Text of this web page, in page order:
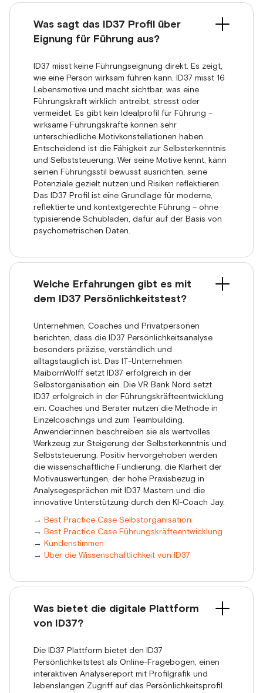
Was sagt das ID37 Profil über
Eignung für Führung aus?
ID37 misst keine Führungseignung direkt. Es zeigt,
wie eine Person wirksam führen kann. ID37 misst 16
Lebensmotive und macht sichtbar, was eine
Führungskraft wirklich antreibt, stresst oder
vermeidet. Es gibt kein Idealprofil für Führung –
wirksame Führungskräfte können sehr
unterschiedliche Motivkonstellationen haben.
Entscheidend ist die Fähigkeit zur Selbsterkenntnis
und Selbststeuerung: Wer seine Motive kennt, kann
seinen Führungsstil bewusst ausrichten, seine
Potenziale gezielt nutzen und Risiken reflektieren.
Das ID37 Profil ist eine Grundlage für moderne,
reflektierte und kontextgerechte Führung – ohne
typisierende Schubladen, dafür auf der Basis von
psychometrischen Daten.
Welche Erfahrungen gibt es mit
dem ID37 Persönlichkeitstest?
Unternehmen, Coaches und Privatpersonen
berichten, dass die ID37 Persönlichkeitsanalyse
besonders präzise, verständlich und
alltagstauglich ist. Das IT-Unternehmen
MaibornWolff setzt ID37 erfolgreich in der
Selbstorganisation ein. Die VR Bank Nord setzt
ID37 erfolgreich in der Führungskräfteentwicklung
ein. Coaches und Berater nutzen die Methode in
Einzelcoachings und zum Teambuilding.
Anwender:innen beschreiben sie als wertvolles
Werkzeug zur Steigerung der Selbsterkenntnis und
Selbststeuerung. Positiv hervorgehoben werden
die wissenschaftliche Fundierung, die Klarheit der
Motivauswertungen, der hohe Praxisbezug in
Analysegesprächen mit ID37 Mastern und die
innovative Unterstützung durch den KI-Coach Jay.
→ Best Practice Case Selbstorganisation
→ Best Practice Case Führungskräfteentwicklung
→ Kundenstimmen
→ Über die Wissenschaftlichkeit von ID37
Was bietet die digitale Plattform
von ID37?
Die ID37 Plattform bietet den ID37
Persönlichkeitstest als Online-Fragebogen, einen
interaktiven Analysereport mit Profilgrafik und
lebenslangen Zugriff auf das Persönlichkeitsprofil.